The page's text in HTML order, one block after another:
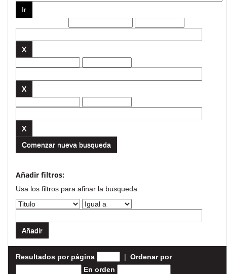
Comenzar nueva busqueda
Añadir filtros:
Usa los filtros para afinar la busqueda.
Resultados por página | Ordenar por
En orden